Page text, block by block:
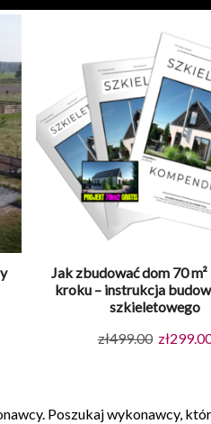
Jak zbudować dom 70
kroku – instrukcja
szkieletowego
zł499.00
zł499.00.
zł
Poszukaj wykonawcy,